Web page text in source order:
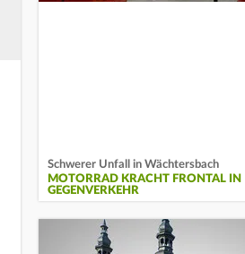
Schwerer Unfall in Wächtersbach
MOTORRAD KRACHT FRONTAL IN
GEGENVERKEHR